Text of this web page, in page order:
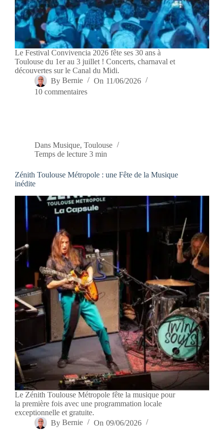
Le Festival Convivencia 2026 fête ses 30 ans à
Toulouse du 1er au 3 juillet ! Concerts, charnaval et
découvertes sur le Canal du Midi.
By Bernie On 11/06/2026
10 commentaires
Dans Musique,Toulouse
Temps de lecture 3 min
Zénith Toulouse Métropole : une Fête de la Musique
inédite
Le Zénith Toulouse Métropole fête la musique pour
la première fois avec une programmation locale
exceptionnelle et gratuite.
By Bernie On 09/06/2026